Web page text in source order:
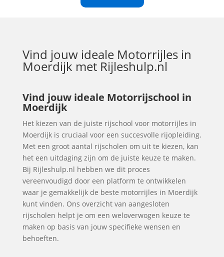
Vind jouw ideale Motorrijles in
Moerdijk met Rijleshulp.nl
Vind jouw ideale Motorrijschool in
Moerdijk
Het kiezen van de juiste rijschool voor motorrijles in
Moerdijk is cruciaal voor een succesvolle rijopleiding.
Met een groot aantal rijscholen om uit te kiezen, kan
het een uitdaging zijn om de juiste keuze te maken.
Bij Rijleshulp.nl hebben we dit proces
vereenvoudigd door een platform te ontwikkelen
waar je gemakkelijk de beste motorrijles in Moerdijk
kunt vinden. Ons overzicht van aangesloten
rijscholen helpt je om een weloverwogen keuze te
maken op basis van jouw specifieke wensen en
behoeften.